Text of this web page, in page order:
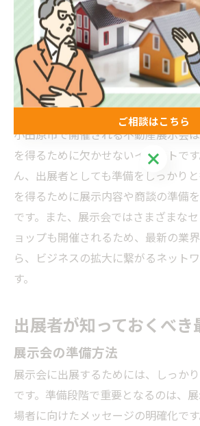
製品やサービスの実演
展示会では、出展企業が自社の製品
する場が設けられています。これに
の特長や機能を実際に見ることが
際に自信を持って判断することがで
小田原市で開催される不動産展示会
を得るために欠かせないイベントで
ん、出展者としても準備をしっかり
を得るために展示内容や商談の準備
です。また、展示会ではさまざまな
ョップも開催されるため、最新の業
ら、ビジネスの拡大に繋がるネット
す。
出展者が知っておくべき
展示会の準備方法
展示会に出展するためには、しっか
です。準備段階で重要となるのは、
場者に向けたメッセージの明確化です
ご相談はこちら
ご相談はこちら